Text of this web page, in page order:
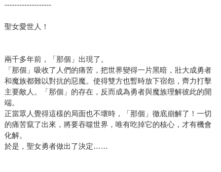
-------------------
聖女愛世人！
兩千多年前，「那個」出現了。
「那個」吸收了人們的痛苦，把世界變得一片黑暗，壯大成勇者
和魔族都難以對抗的惡魔。使得雙方也暫時放下宿怨，齊力打擊
主要敵人。「那個」的存在，反而成為勇者與魔族理解彼此的開
端。
正當眾人覺得這樣的局面也不壞時，「那個」徹底崩解了！一切
的痛苦竄了出來，將要吞噬世界，唯有吃掉它的核心，才有機會
化解。
於是，聖女勇者做出了決定……